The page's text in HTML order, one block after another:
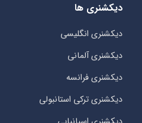
دیکشنری ها
دیکشنری انگلیسی
دیکشنری آلمانی
دیکشنری فرانسه
دیکشنری ترکی استانبولی